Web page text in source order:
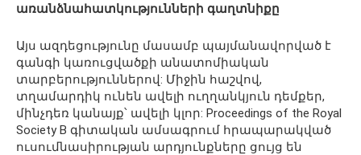
առանձնահատկությունների գաղտնիքը
Այս ազդեցությունը մասամբ պայմանավորված է
գանգի կառուցվածքի անատոմիական
տարբերություններով: Միջին հաշվով,
տղամարդիկ ունեն ավելի ուղղանկյուն դեմքեր,
մինչդեռ կանայք՝ ավելի կլոր: Proceedings of the Royal
Society B գիտական ​​​​ամսագրում հրապարակված
ուսումնասիրության արդյունքները ցույց են